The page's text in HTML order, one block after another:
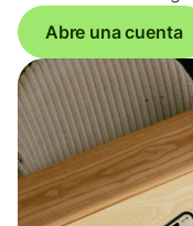
Abre una cuenta